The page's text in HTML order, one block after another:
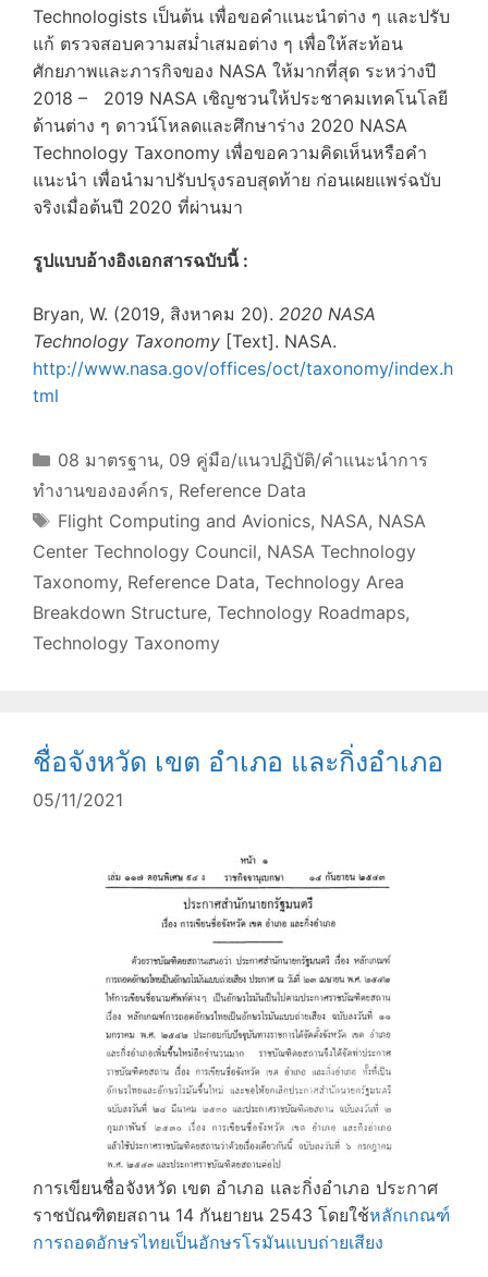
Technologists เป็นต้น เพื่อขอคำแนะนำต่าง ๆ และปรับ
แก้ ตรวจสอบความสม่ำเสมอต่าง ๆ เพื่อให้สะท้อน
ศักยภาพและภารกิจของ NASA ให้มากที่สุด ระหว่างปี
2018 – 2019 NASA เชิญชวนให้ประชาคมเทคโนโลยี
ด้านต่าง ๆ ดาวน์โหลดและศึกษาร่าง 2020 NASA
Technology Taxonomy เพื่อขอความคิดเห็นหรือคำ
แนะนำ เพื่อนำมาปรับปรุงรอบสุดท้าย ก่อนเผยแพร่ฉบับ
จริงเมื่อต้นปี 2020 ที่ผ่านมา
รูปแบบอ้างอิงเอกสารฉบับนี้ :
Bryan, W. (2019, สิงหาคม 20). 2020 NASA
Technology Taxonomy [Text]. NASA.
http://www.nasa.gov/offices/oct/taxonomy/index.h
tml
Categories
08 มาตรฐาน, 09 คู่มือ/แนวปฏิบัติ/คำแนะนำการ
ทำงานขององค์กร, Reference Data
Tags
Flight Computing and Avionics, NASA, NASA
Center Technology Council, NASA Technology
Taxonomy, Reference Data, Technology Area
Breakdown Structure, Technology Roadmaps,
Technology Taxonomy
ชื่อจังหวัด เขต อำเภอ และกิ่งอำเภอ
05/11/2021
การเขียนชื่อจังหวัด เขต อำเภอ และกิ่งอำเภอ ประกาศ
ราชบัณฑิตยสถาน 14 กันยายน 2543 โดยใช้หลักเกณฑ์
การถอดอักษรไทยเป็นอักษรโรมันแบบถ่ายเสียง